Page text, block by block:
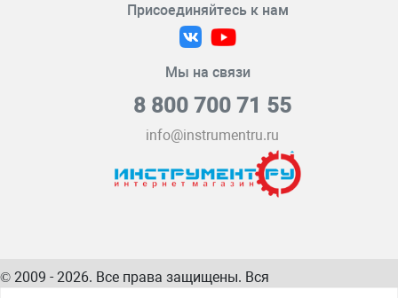
Присоединяйтесь к нам
Мы на связи
8 800 700 71 55
info@instrumentru.ru
© 2009 - 2026. Все права защищены. Вся